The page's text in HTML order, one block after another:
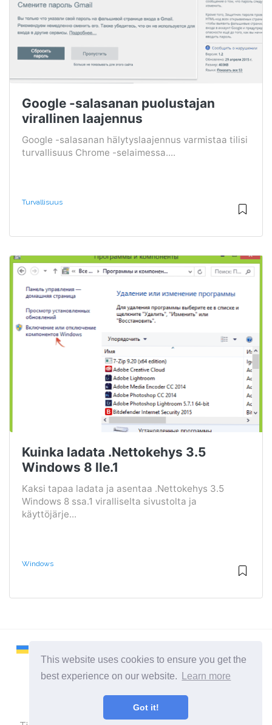
This website uses cookies to ensure you get the
best experience on our website.
Learn more
Got it!
Google -salasanan puolustajan
virallinen laajennus
Google -salasanan hälytyslaajennus varmistaa tilisi
turvallisuus Chrome -selaimessa....
Turvallisuus
Kuinka ladata .Nettokehys 3.5
Windows 8 lle.1
Kaksi tapaa ladata ja asentaa .Nettokehys 3.5
Windows 8 ssa.1 viralliselta sivustolta ja
käyttöjärje...
Windows
2026 ©Remontcompa
Kaikki kategoriat